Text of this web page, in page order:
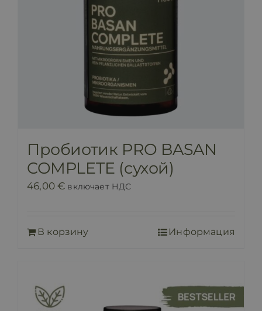
Пробиотик PRO BASAN
COMPLETE (сухой)
46,00€ включает НДС
В корзину Информация